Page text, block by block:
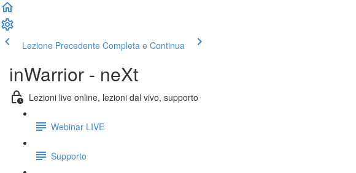
Lezione Precedente Completa e Continua
inWarrior - neXt
Lezioni live online, lezioni dal vivo, supporto
Webinar LIVE
Supporto